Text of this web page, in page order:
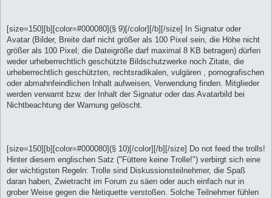
[size=150][b][color=#000080](§ 9)[/color][/b][/size] In Signatur oder
Avatar (Bilder, Breite darf nicht größer als 100 Pixel sein, die Höhe nicht
größer als 100 Pixel; die Dateigröße darf maximal 8 KB betragen) dürfen
weder urheberrechtlich geschützte Bildschutzwerke noch Zitate, die
urheberrechtlich geschützten, rechtsradikalen, vulgären , pornografischen
oder abmahnfeindlichen Inhalt aufweisen, Verwendung finden. Mitglieder
werden verwarnt bzw. der Inhalt der Signatur oder das Avatarbild bei
Nichtbeachtung der Warnung gelöscht.
[size=150][b][color=#000080](§ 10)[/color][/b][/size] Do not feed the trolls!
Hinter diesem englischen Satz ("Füttere keine Trolle!") verbirgt sich eine
der wichtigsten Regeln: Trolle sind Diskussionsteilnehmer, die Spaß
daran haben, Zwietracht im Forum zu säen oder auch einfach nur in
grober Weise gegen die Netiquette verstoßen. Solche Teilnehmer fühlen